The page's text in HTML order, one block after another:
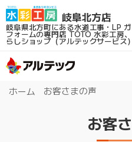
岐阜県北方町にある水道工事・LP
フォームの専門店TOTO 水彩工房
らしショップ（アルテックサービス
ホーム お客さまの声
お客